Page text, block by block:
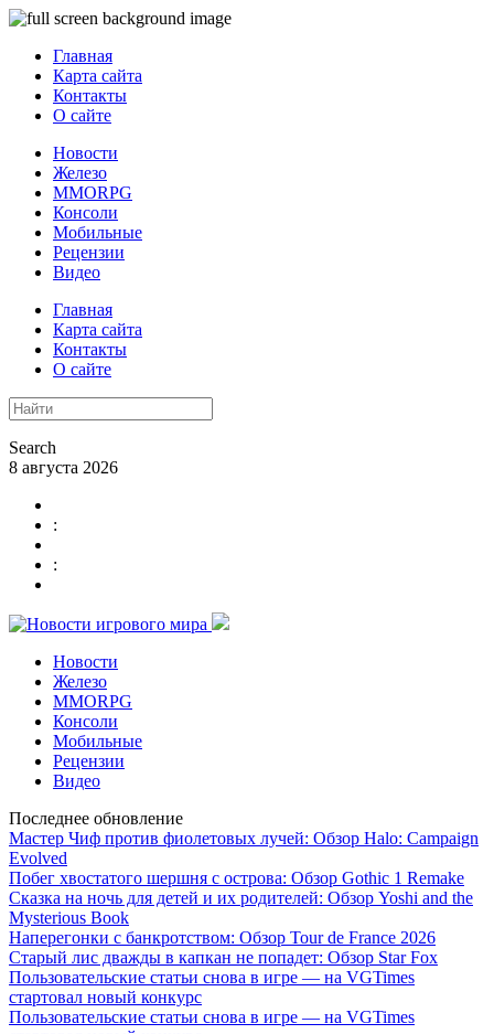
Главная
Карта сайта
Контакты
О сайте
Новости
Железо
MMORPG
Консоли
Мобильные
Рецензии
Видео
Главная
Карта сайта
Контакты
О сайте
Search
8 августа 2026
:
:
Новости
Железо
MMORPG
Консоли
Мобильные
Рецензии
Видео
Последнее обновление
Мастер Чиф против фиолетовых лучей: Обзор Halo: Campaign
Evolved
Побег хвостатого шершня с острова: Обзор Gothic 1 Remake
Сказка на ночь для детей и их родителей: Обзор Yoshi and the
Mysterious Book
Наперегонки с банкротством: Обзор Tour de France 2026
Старый лис дважды в капкан не попадет: Обзор Star Fox
Пользовательские статьи снова в игре — на VGTimes
стартовал новый конкурс
Пользовательские статьи снова в игре — на VGTimes